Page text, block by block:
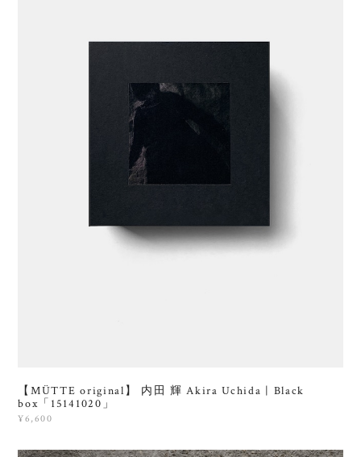
【MÜTTE original】 内田 輝 Akira Uchida | Black
box「15141020」
¥6,600